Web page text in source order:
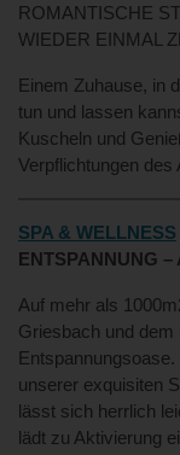
ROMANTISCHE
WIEDER EINMAL
Einem Zuhause, in
tun und lassen
Kuscheln und
Verpflichtungen des
SPA & WELLNESS
ENTSPANNUNG –
Auf mehr als
Griesbach und dem
unserer exquisiten
lässt sich herrlich
lädt zu Aktivierung